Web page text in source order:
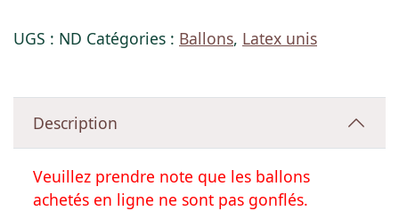
UGS : ND Catégories : Ballons, Latex unis
Description
Veuillez prendre note que les ballons
achetés en ligne ne sont pas gonflés.